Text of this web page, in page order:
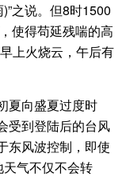
之说。但8时1500
使得苟延残喘的高
上火烧云，午后有
向盛夏过度时
受到登陆后的台风
东风波控制，即使
天气不仅不会转